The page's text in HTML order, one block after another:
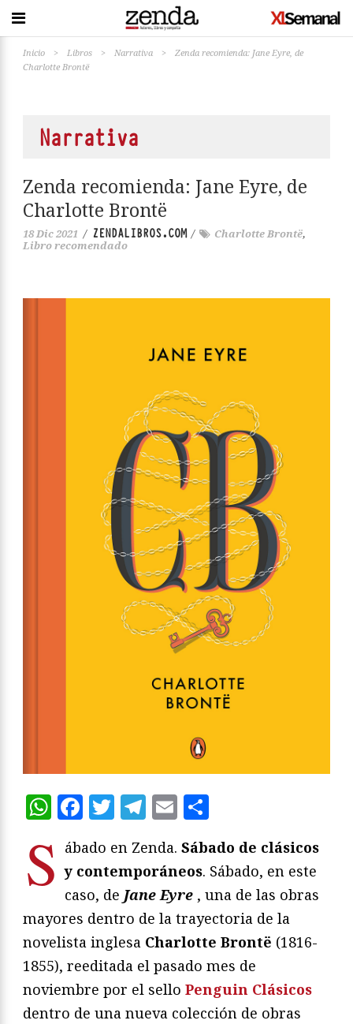
Inicio > Libros > Narrativa >
Zenda recomienda: Jane Eyre, de
Charlotte Brontë
Narrativa
Zenda recomienda: Jane Eyre, de
Charlotte Brontë
18 Dic 2021 / ZENDALIBROS.COM/ Charlotte Brontë,
Libro recomendado
WhatsApp
Facebook
Twitter
Telegram
Email
S ábado en Zenda. Sábado de clásicos
y contemporáneos. Sábado, en este
caso, de Jane Eyre , una de las obras
mayores dentro de la trayectoria de la
novelista inglesa Charlotte Brontë (1816-
1855), reeditada el pasado mes de
noviembre por el sello Penguin Clásicos
dentro de una nueva colección de obras